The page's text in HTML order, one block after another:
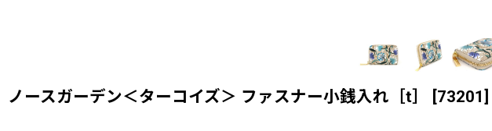
ノースガーデン＜ターコイズ＞ ファスナー小銭入れ［t］ 73201